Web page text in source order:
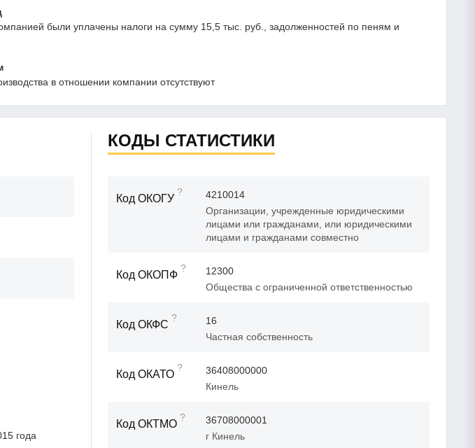
были уплачены налоги на сумму 15,5 тыс. руб., задолженностей по пеням и
в отношении компании отсутствуют
года
КОДЫ СТАТИСТИКИ
Код ОКОГУ
?
4210014
Организации, учрежденные юридическими
лицами или гражданами, или юридическими
лицами и гражданами совместно
Код ОКОПФ
?
12300
Общества с ограниченной ответственностью
Код ОКФС
?
16
Частная собственность
Код ОКАТО
?
36408000000
Кинель
Код ОКТМО
?
36708000001
г Кинель